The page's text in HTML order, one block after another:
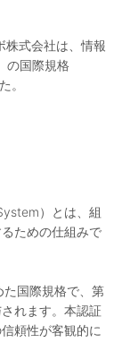
株式会社は、情報
の国際規格
。
）とは、組
ための仕組みで
た国際規格で、第
れます。本認証
頼性が客観的に